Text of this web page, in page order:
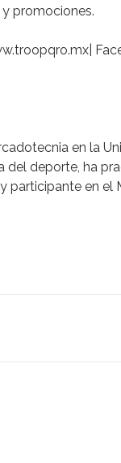
promociones.
en la
del deporte, ha
en el